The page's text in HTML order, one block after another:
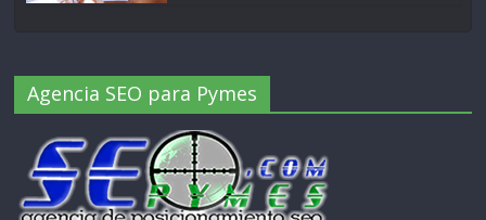
Agencia SEO para Pymes